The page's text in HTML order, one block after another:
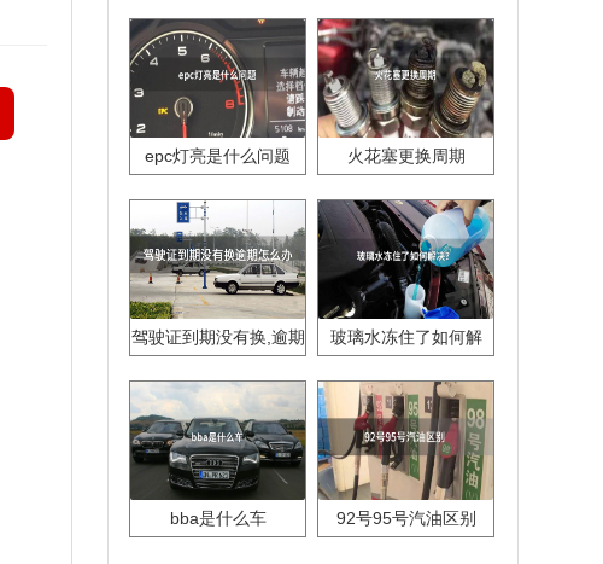
epc灯亮是什么问题 火花塞更换周期
驾驶证到期没有换,逾期
玻璃水冻住了如何解
bba是什么车 92号95号汽油区别